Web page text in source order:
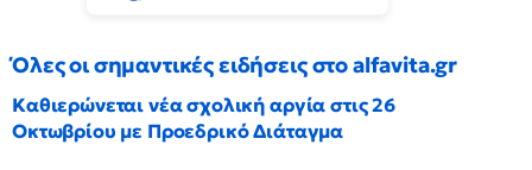
Όλες οι σημαντικές ειδήσεις στο alfavita.gr
Καθιερώνεται νέα σχολική αργία στις 26
Οκτωβρίου με Προεδρικό Διάταγμα